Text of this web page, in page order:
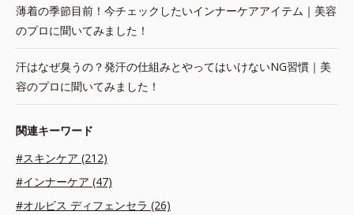
薄着の季節目前！今チェックしたいインナーケアアイテム｜美容
のプロに聞いてみました！
汗はなぜ臭うの？発汗の仕組みとやってはいけないNG習慣｜美
容のプロに聞いてみました！
関連キーワード
#スキンケア (212)
#インナーケア (47)
#オルビス ディフェンセラ (26)